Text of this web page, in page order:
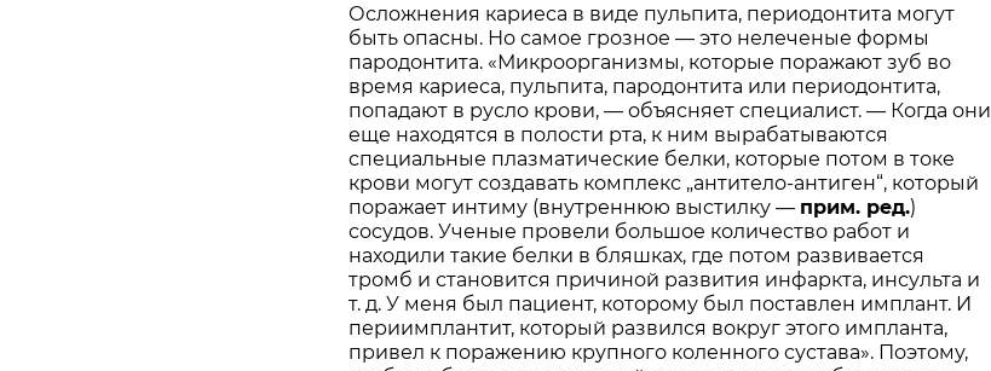
Осложнения кариеса в виде пульпита, периодонтита могут
быть опасны. Но самое грозное — это нелеченые формы
пародонтита. «Микроорганизмы, которые поражают зуб во
время кариеса, пульпита, пародонтита или периодонтита,
попадают в русло крови, — объясняет специалист. — Когда они
еще находятся в полости рта, к ним вырабатываются
специальные плазматические белки, которые потом в токе
крови могут создавать комплекс „антитело-антиген“, который
поражает интиму (внутреннюю выстилку — прим. ред.)
сосудов. Ученые провели большое количество работ и
находили такие белки в бляшках, где потом развивается
тромб и становится причиной развития инфаркта, инсульта и
т. д. У меня был пациент, которому был поставлен имплант. И
периимплантит, который развился вокруг этого импланта,
привел к поражению крупного коленного сустава». Поэтому,